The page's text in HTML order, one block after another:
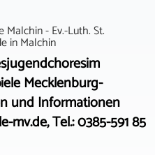
Malchin - Ev.-Luth. St.
inMalchin
Mecklenburg-
und Informationen
mv.de, Tel.: 0385-591 85